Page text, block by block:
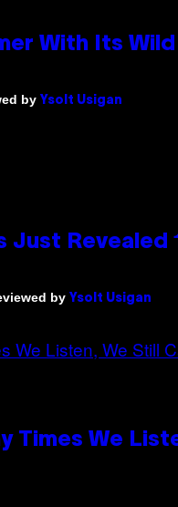
With Its
by Ysolt Usigan
Just
by Ysolt Usigan
Times We